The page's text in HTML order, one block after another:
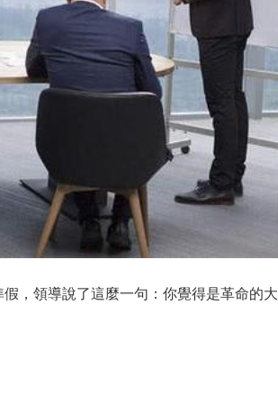
，領導說了這麼一句：你覺得是革命的